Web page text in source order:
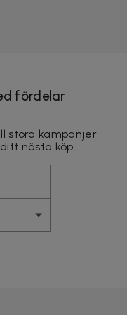
fördelar
stora kampanjer
nästa köp